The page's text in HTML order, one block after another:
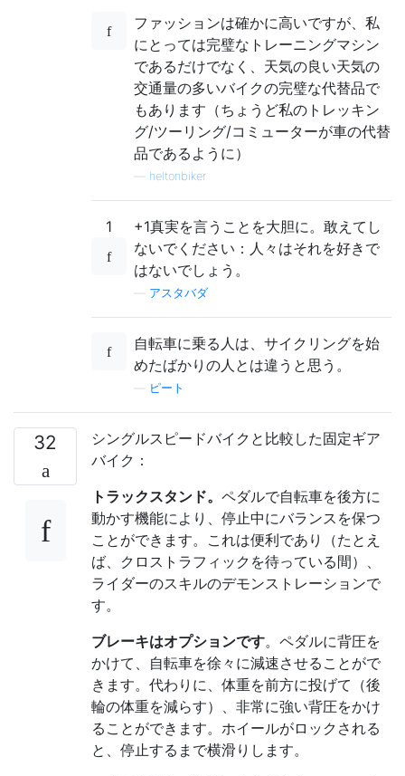
ファッションは確かに高いですが、私
にとっては完璧なトレーニングマシン
であるだけでなく、天気の良い天気の
交通量の多いバイクの完璧な代替品で
もあります（ちょうど私のトレッキン
グ/ツーリング/コミューターが車の代替
品であるように）
heltonbiker
1
+1真実を言うことを大胆に。敢えてし
ないでください：人々はそれを好きで
はないでしょう。
アスタバダ
自転車に乗る人は、サイクリングを始
めたばかりの人とは違うと思う。
ピート
32
シングルスピードバイクと比較した固定ギア
バイク：
トラックスタンド。 ペダルで自転車を後方に
動かす機能により、停止中にバランスを保つ
ことができます。これは便利であり（たとえ
ば、クロストラフィックを待っている間）、
ライダーのスキルのデモンストレーションで
す。
ブレーキはオプションです。ペダルに背圧を
かけて、自転車を徐々に減速させることがで
きます。代わりに、体重を前方に投げて（後
輪の体重を減らす）、非常に強い背圧をかけ
ることができます。ホイールがロックされる
と、停止するまで横滑りします。